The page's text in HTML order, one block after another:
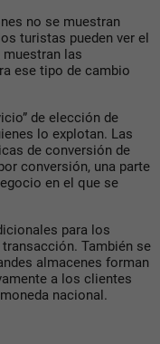
no se muestran
turistas pueden ver el
las
ese tipo de cambio
de elección de
lo explotan. Las
de conversión de
conversión, una parte
en el que se
para los
También se
almacenes forman
a los clientes
nacional.